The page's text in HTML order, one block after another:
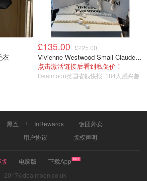
衣
£135.00 £225.00
Vivienne Westwood Small Claude 珍珠项链
点击激活链接后看到私促价！
Dealmoon英国省钱快报 184人感兴趣
黑五 InRewards
饭团外卖
用户协议 版权声明
电脑版
下载App
2017©dealmoon.co.uk